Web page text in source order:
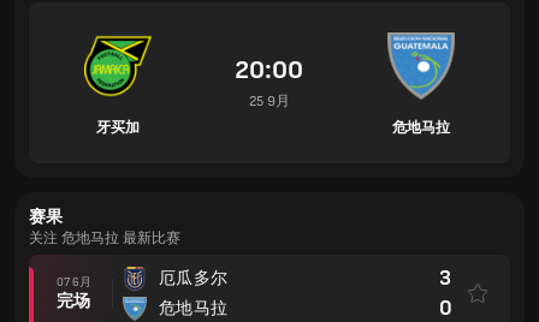
牙买加
20:00
25 9月
危地马拉
赛果
关注 危地马拉 最新比赛
07 6月
完场
厄瓜多尔
危地马拉
3
0